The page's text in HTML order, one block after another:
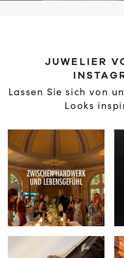
JUWELIER
Lassen Sie sich von
Looks